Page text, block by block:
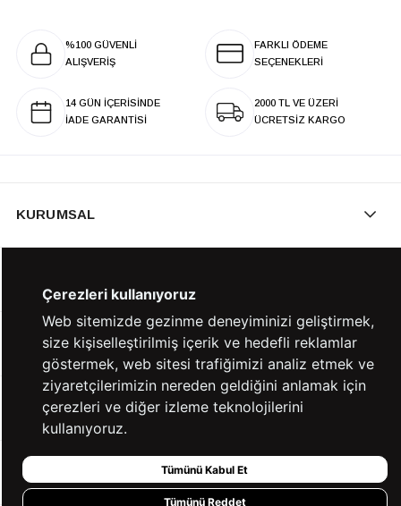
%100 GÜVENLİ
ALIŞVERİŞ
FARKLI ÖDEME
SEÇENEKLERİ
14 GÜN İÇERİSİNDE
İADE GARANTİSİ
2000 TL VE ÜZERİ
ÜCRETSİZ KARGO
KURUMSAL
YARDIM
BİZE ULAŞIN
HIZLI ERİŞİM
Çerezleri kullanıyoruz
Web sitemizde gezinme deneyiminizi geliştirmek,
size kişiselleştirilmiş içerik ve hedefli reklamlar
göstermek, web sitesi trafiğimizi analiz etmek ve
ziyaretçilerimizin nereden geldiğini anlamak için
çerezleri ve diğer izleme teknolojilerini
kullanıyoruz.
Tümünü Kabul Et
Tümünü Reddet